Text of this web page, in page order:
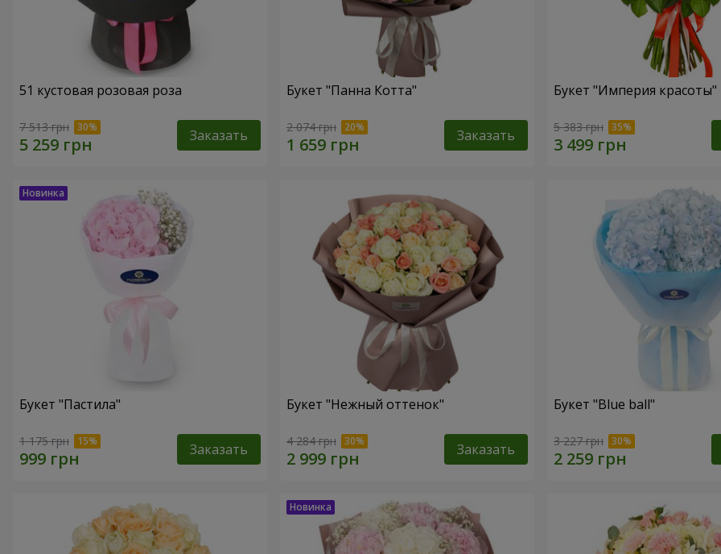
51 кустовая розовая роза
7 513 грн Заказать
Букет "Панна Котта"
2 074 грн Заказать
Букет "Империя красоты"
5 383 грн
Букет "Пастила"
1 175 грн Заказать
Букет "Нежный оттенок"
4 284 грн Заказать
Букет "Blue ball"
3 227 грн